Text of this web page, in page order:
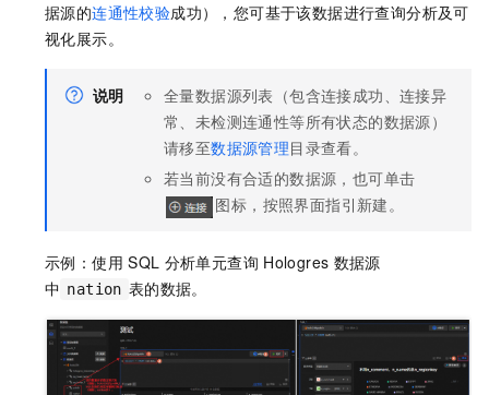
据源的连通性校验成功），您可基于该数据进行查询分析及可
视化展示。
说明
全量数据源列表（包含连接成功、连接异
常、未检测连通性等所有状态的数据源）
请移至数据源管理目录查看。
若当前没有合适的数据源，也可单击
图标，按照界面指引新建。
示例：使用 SQL 分析单元查询 Hologres 数据源
中 nation 表的数据。